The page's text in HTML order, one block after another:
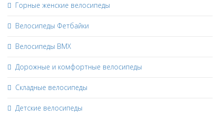
Горные женские велосипеды
Велосипеды Фетбайки
Велосипеды BMX
Дорожные и комфортные велосипеды
Складные велосипеды
Детские велосипеды